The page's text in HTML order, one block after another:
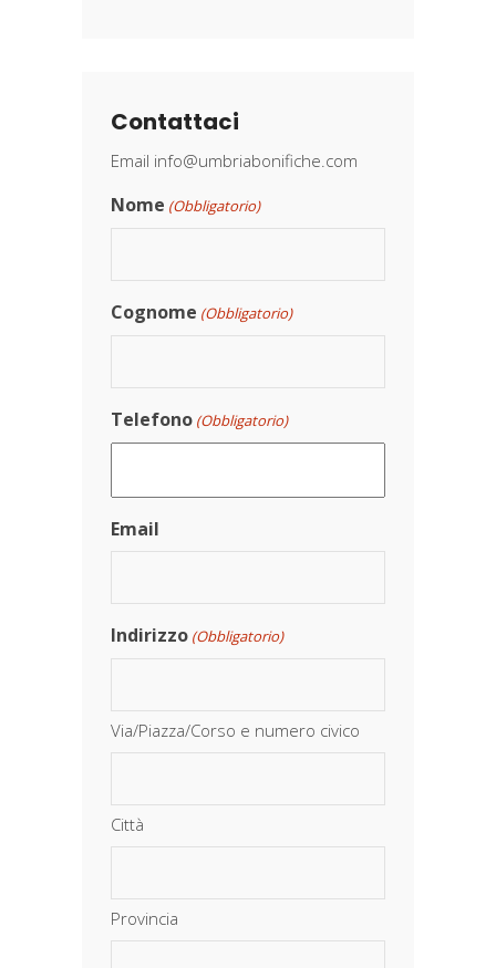
Contattaci
Email info@umbriabonifiche.com
Nome (Obbligatorio)
Cognome (Obbligatorio)
Telefono (Obbligatorio)
Email
Indirizzo (Obbligatorio)
Via/Piazza/Corso e numero civico
Città
Provincia